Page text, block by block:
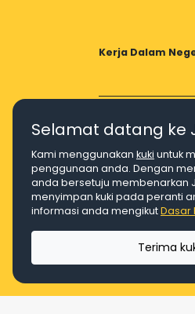
Kerja Dalam
Right Job, Majestic
©
Selamat datang ke
Kami menggunakan kuki untuk
penggunaan anda. Dengan
anda bersetuju membenarkan
menyimpan kuki pada peranti
informasi anda mengikutDasar
Terima